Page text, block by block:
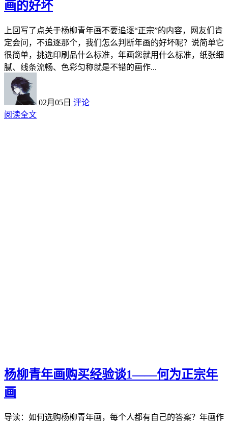
画的好坏
上回写了点关于杨柳青年画不要追逐“正宗”的内容，网友们肯
定会问，不追逐那个，我们怎么判断年画的好坏呢？说简单它
很简单，挑选印刷品什么标准，年画您就用什么标准，纸张细
腻、线条流畅、色彩匀称就是不错的画作...
02月05日 评论
阅读全文
杨柳青年画购买经验谈1——何为正宗年
画
导读：如何选购杨柳青年画，每个人都有自己的答案？年画作